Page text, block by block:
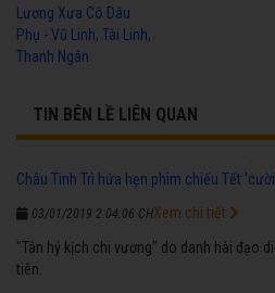
Lương Xưa Cô Dâu
Phụ - Vũ Linh, Tài Linh,
Thanh Ngân
TIN BÊN LỀ LIÊN QUAN
Châu Tinh Trì hứa hẹn phim chiếu Tết
03/01/2019 2:04:06 CH
"Tân hỷ kịch chi vương" do danh hài đạo
tiên.
Xem chi tiết